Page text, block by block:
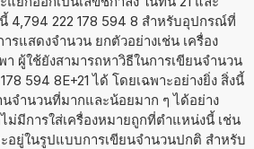
4,794 222 178 594 8 สำหรับอุปกรณ์ที่
รแสดงจำนวน ยกตัวอย่างเช่น เครื่อง
ผู้ใช้ยังสามารถหาวิธีในการเขียนจำนวน
594 8E+21 ได้ โดยเฉพาะอย่างยิ่ง สิ่งนี้
จำนวนที่มากและน้อยมาก ๆ ได้อย่าง
ม่มีการใส่เครื่องหมายถูกที่ตำแหน่งนี้ เช่น
อยู่ในรูปแบบการเขียนจำนวนปกติ สำหรับ